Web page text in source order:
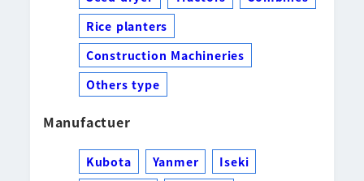
Rice planters
Construction Machineries
Others type
Manufactuer
Kubota Yanmer
Iseki